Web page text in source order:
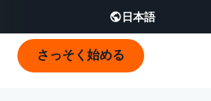
日本語
さっそく始める